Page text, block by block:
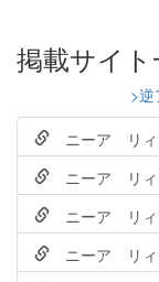
掲載サイト
>
ニーア リィ
ニーア リィ
ニーア リィ
ニーア リィ